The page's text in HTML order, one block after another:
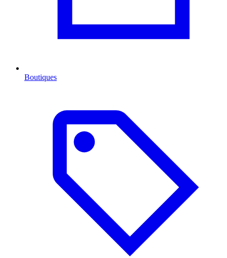
Boutiques